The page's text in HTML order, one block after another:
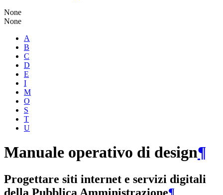
None
None
A
B
C
D
E
I
M
O
S
T
U
Manuale operativo di design¶
Progettare siti internet e servizi digitali